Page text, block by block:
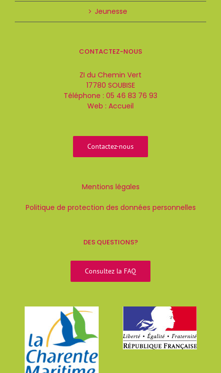
Jeunesse
CONTACTEZ-NOUS
ZI du Chemin Vert
17780 SOUBISE
Téléphone : 05 46 83 76 93
Web : Accueil
Contactez-nous
Mentions légales
Politique de protection des données personnelles
DES QUESTIONS?
Consultez la FAQ